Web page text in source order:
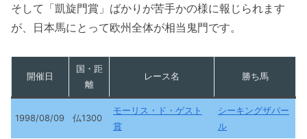
そして「凱旋門賞」ばかりが苦手かの様に報じられます
が、日本馬にとって欧州全体が相当鬼門です。
開催日
国・距
離
レース名 勝ち馬
1998/08/09 仏1300
モーリス・ド・ゲスト
賞
シーキングザパー
ル